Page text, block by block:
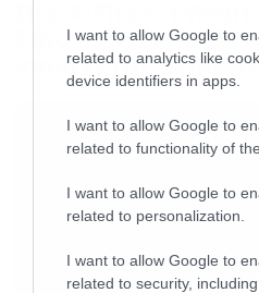
I want to allow Google to
related to analytics like
device identifiers in apps.
I want to allow Google to
related to functionality of
I want to allow Google to
related to personalization.
I want to allow Google to
related to security,
Επιστρέφει με
υπόσχεται